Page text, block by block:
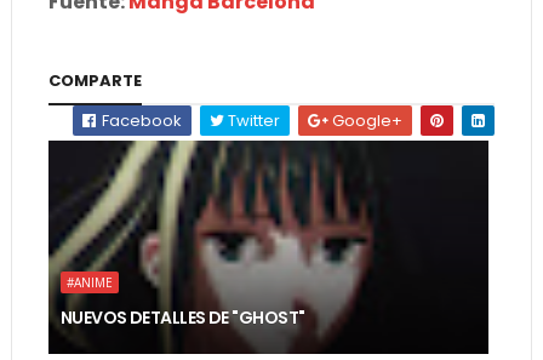
COMPARTE
Facebook
Twitter Google+
#ANIME
NUEVOS DETALLES DE "GHOST"